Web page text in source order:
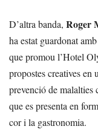
D’altra banda, Roger
ha estat guardonat
que promou l’Hotel
propostes creatives en
prevenció de malalties
que es presenta en
cor i la gastronomia.